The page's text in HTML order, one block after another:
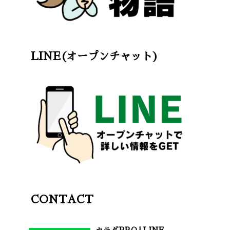
LINE(オープンチャット)
CONTACT